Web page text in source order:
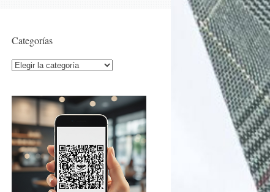
Categorías
Categorías